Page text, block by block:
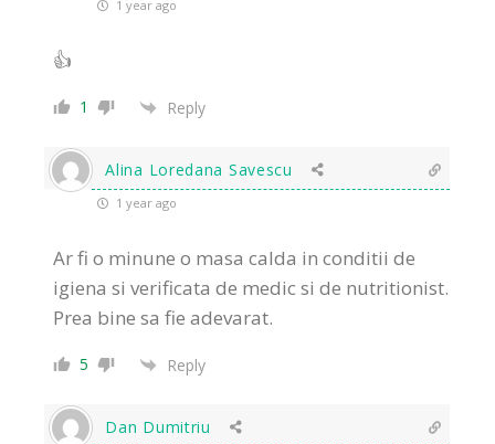
1 year ago
👍
1 Reply
Alina Loredana Savescu
1 year ago
Ar fi o minune o masa calda in conditii de
igiena si verificata de medic si de nutritionist.
Prea bine sa fie adevarat.
5 Reply
Dan Dumitriu